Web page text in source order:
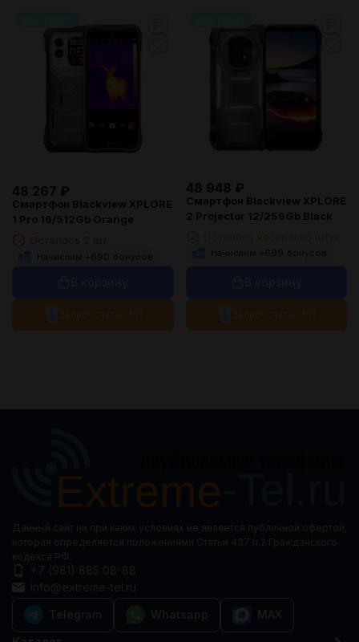
48 267 ₽
Смартфон Blackview XPLORE
1 Pro 16/512Gb Orange
Начислим + бонусов
48 948 ₽
Смартфон Blackview XPLORE
2 Projector 12/256Gb Black
Осталось несколько штук
Начислим + бонусов